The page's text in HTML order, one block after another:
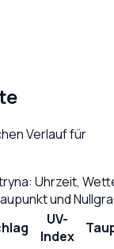
Verlauf für
: Uhrzeit,
und
UV-
Index